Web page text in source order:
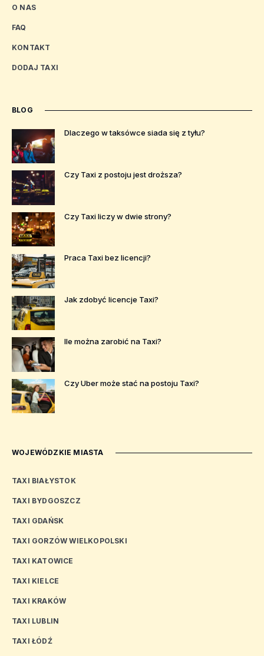
O NAS
FAQ
KONTAKT
DODAJ TAXI
BLOG
Dlaczego w taksówce siada się z tyłu?
Czy Taxi z postoju jest droższa?
Czy Taxi liczy w dwie strony?
Praca Taxi bez licencji?
Jak zdobyć licencje Taxi?
Ile można zarobić na Taxi?
Czy Uber może stać na postoju Taxi?
WOJEWÓDZKIE MIASTA
TAXI BIAŁYSTOK
TAXI BYDGOSZCZ
TAXI GDAŃSK
TAXI GORZÓW WIELKOPOLSKI
TAXI KATOWICE
TAXI KIELCE
TAXI KRAKÓW
TAXI LUBLIN
TAXI ŁÓDŹ